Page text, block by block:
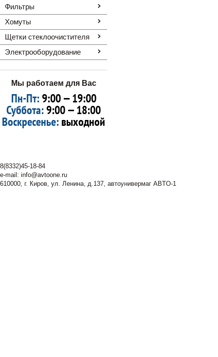
Фильтры
Хомуты
Щетки стеклоочистителя
Электрооборудование
Мы работаем для Вас
Пн-Пт:9:00 — 19:00
Суббота:9:00 — 18:00
Воскресенье:выходной
8(8332)45-18-84
e-mail: info@avtoone.ru
610000, г. Киров, ул. Ленина, д.137, автоунивермаг ABTO-1